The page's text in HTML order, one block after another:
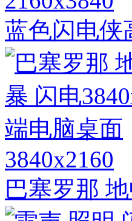
蓝色闪电侠
3840x2160
巴塞罗那